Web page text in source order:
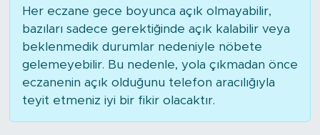
Her eczane gece boyunca açık olmayabilir,
bazıları sadece gerektiğinde açık kalabilir veya
beklenmedik durumlar nedeniyle nöbete
gelemeyebilir. Bu nedenle, yola çıkmadan önce
eczanenin açık olduğunu telefon aracılığıyla
teyit etmeniz iyi bir fikir olacaktır.
YAZARLAR
DİNİ
POLİTİKA